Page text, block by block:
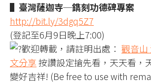
▌臺灣薩迦寺─鐫刻功德碑專案
http://bit.ly/3dgq5Z7
(登記至6月9日晚上7:00)
歡迎轉載，請註明出處： 觀音山
文分享按讚設定搶先看，天天看，
變好吉祥! (Be free to use with